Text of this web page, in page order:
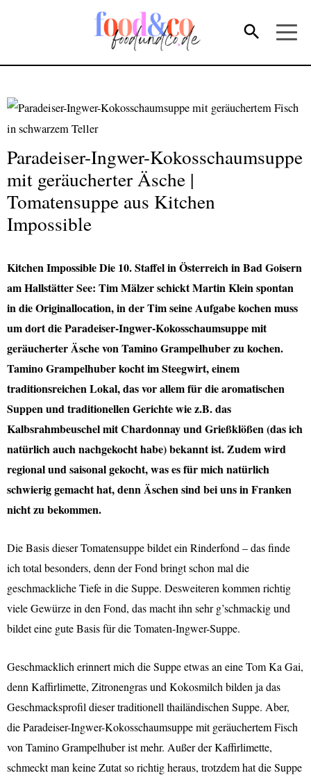
Paradeiser-Ingwer-Kokosschaumsuppe
mit geräucherter Äsche |
Tomatensuppe aus Kitchen
Impossible
Kitchen Impossible Die 10. Staffel in Österreich in Bad Goisern
am Hallstätter See: Tim Mälzer schickt Martin Klein spontan
in die Originallocation, in der Tim seine Aufgabe kochen muss
um dort die Paradeiser-Ingwer-Kokosschaumsuppe mit
geräucherter Äsche von Tamino Grampelhuber zu kochen.
Tamino Grampelhuber kocht im Steegwirt, einem
traditionsreichen Lokal, das vor allem für die aromatischen
Suppen und traditionellen Gerichte wie z.B. das
Kalbsrahmbeuschel mit Chardonnay und Grießklößen(das ich
natürlich auch nachgekocht habe)bekannt ist. Zudem wird
regional und saisonal gekocht, was es für mich natürlich
schwierig gemacht hat, denn Äschen sind bei uns in Franken
nicht zu bekommen.
Die Basis dieser Tomatensuppe bildet ein Rinderfond – das finde
ich total besonders, denn der Fond bringt schon mal die
geschmackliche Tiefe in die Suppe. Desweiteren kommen richtig
viele Gewürze in den Fond, das macht ihn sehr g’schmackig und
bildet eine gute Basis für die Tomaten-Ingwer-Suppe.
Geschmacklich erinnert mich die Suppe etwas an eine Tom Ka Gai,
denn Kaffirlimette, Zitronengras und Kokosmilch bilden ja das
Geschmacksprofil dieser traditionell thailändischen Suppe. Aber,
die Paradeiser-Ingwer-Kokosschaumsuppe mit geräuchertem Fisch
von Tamino Grampelhuber ist mehr. Außer der Kaffirlimette,
schmeckt man keine Zutat so richtig heraus, trotzdem hat die Suppe